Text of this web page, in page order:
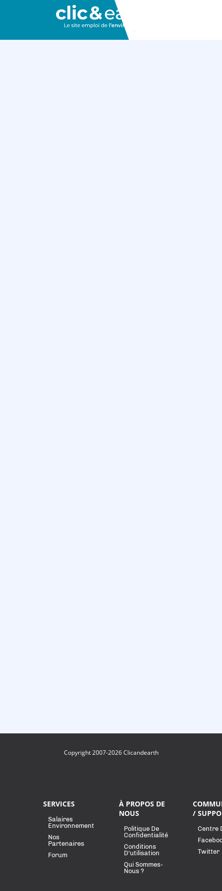
Copyright 2007-2026 Clicandearth
SERVICES
Salaires
Environnement
Nos
Partenaires
Forum
À PROPOS DE
NOUS
Politique De
Confidentialité
Conditions
D'utilisation
Qui Sommes-
Nous ?
/
Centre
Twitter